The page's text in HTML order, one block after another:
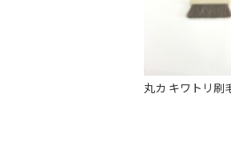
丸カ キワトリ刷